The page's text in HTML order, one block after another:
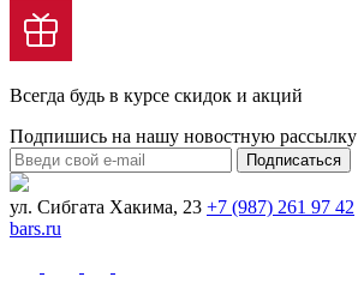
Всегда будь в курсе скидок и акций
Подпишись на нашу новостную рассылку
Подписаться
ул. Сибгата Хакима, 23 +7 (987) 261 97 42
bars.ru